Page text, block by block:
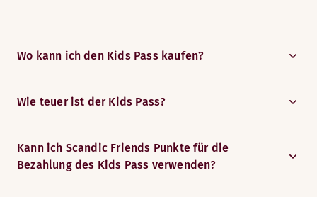
Wo kann ich den Kids Pass kaufen?
Wie teuer ist der Kids Pass?
Kann ich Scandic Friends Punkte für die
Bezahlung des Kids Pass verwenden?